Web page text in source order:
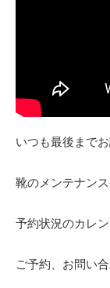
いつも最後まで
靴のメンテナン
予約状況のカレ
ご予約、お問い